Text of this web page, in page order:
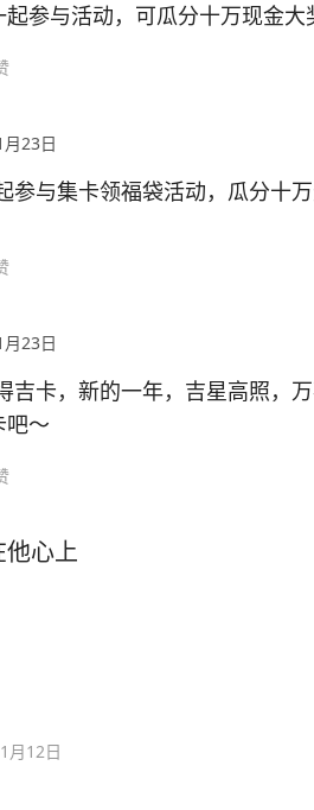
参与活动，可瓜分十万现金大
23日
参与集卡领福袋活动，瓜分十
23日
吉卡，新的一年，吉星高照，
吧～
心上
月12日